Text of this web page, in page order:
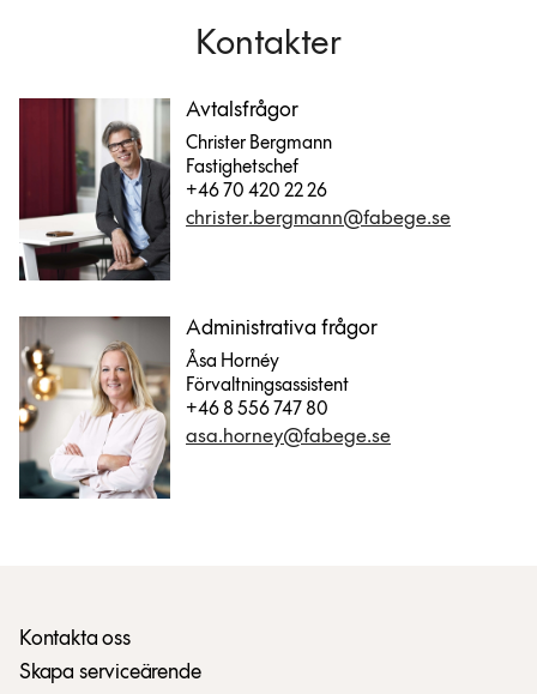
Kontakter
Avtalsfrågor
Christer Bergmann
Fastighetschef
+46 70 420 22 26
christer.bergmann@fabege.se
Administrativa frågor
Åsa Hornéy
Förvaltningsassistent
+46 8 556 747 80
asa.horney@fabege.se
Kontakta oss
Skapa serviceärende